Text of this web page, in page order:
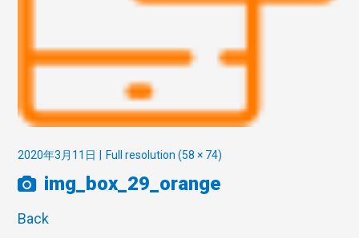
2020年3月11日 Full resolution (58 × 74)
img_box_29_orange
Back